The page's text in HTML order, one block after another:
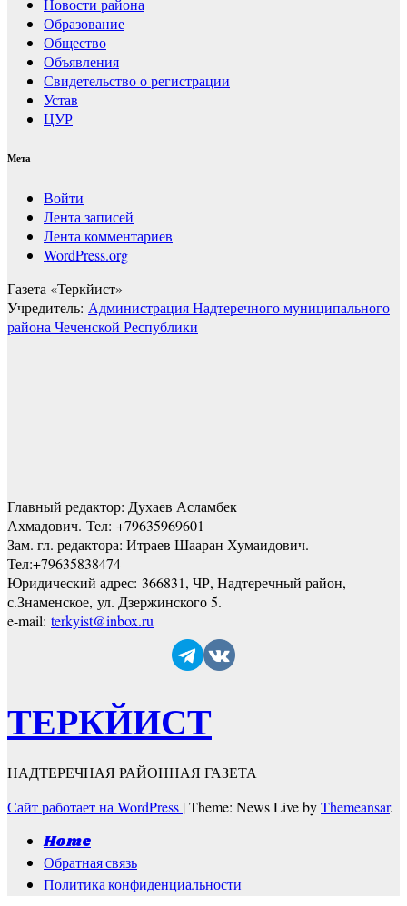
Образование
Общество
Объявления
Свидетельство о регистрации
Устав
ЦУР
Мета
Войти
Лента записей
Лента комментариев
WordPress.org
Газета «Теркйист»
Учредитель: Администрация Надтеречного муниципального
района Чеченской Республики
Главный редактор: Духаев Асламбек
Ахмадович. Тел: +79635969601
Зам. гл. редактора: Итраев Шааран Хумаидович.
Тел:+79635838474
Юридический адрес: 366831, ЧР, Надтеречный район,
с.Знаменское, ул. Дзержинского 5.
e-mail: terkyist@inbox.ru
ТЕРКЙИСТ
НАДТЕРЕЧНАЯ РАЙОННАЯ ГАЗЕТА
Сайт работает на WordPress |Theme: News Live byThemeansar.
Home
Обратная связь
Политика конфиденциальности